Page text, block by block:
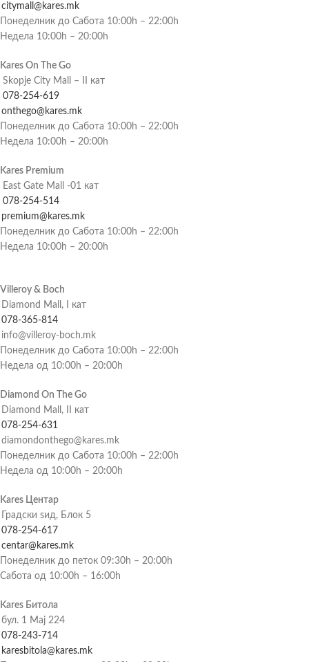
citymall@kares.mk
Понеделник до Сабота 10:00h – 22:00h
Недела 10:00h – 20:00h
Kares On The Go
Skopje City Mall – II кат
078-254-619
onthego@kares.mk
Понеделник до Сабота 10:00h – 22:00h
Недела 10:00h – 20:00h
Kares Premium
East Gate Mall -01 кат
078-254-514
premium@kares.mk
Понеделник до Сабота 10:00h – 22:00h
Недела 10:00h – 20:00h
Villeroy & Boch
Diamond Mall, I кат
078-365-814
info@villeroy-boch.mk
Понеделник до Сабота 10:00h – 22:00h
Недела од 10:00h – 20:00h
Diamond On The Go
Diamond Mall, II кат
078-254-631
diamondonthego@kares.mk
Понеделник до Сабота 10:00h – 22:00h
Недела од 10:00h – 20:00h
Kares Центар
Градски ѕид, Блок 5
078-254-617
centar@kares.mk
Понеделник до петок 09:30h – 20:00h
Сабота од 10:00h – 16:00h
Kares Битола
бул. 1 Мај 224
078-243-714
karesbitola@kares.mk